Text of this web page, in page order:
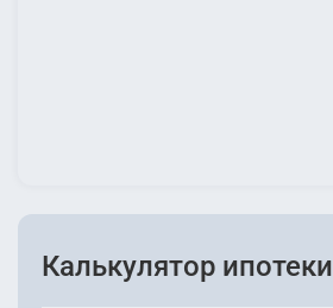
Калькулятор ипотеки